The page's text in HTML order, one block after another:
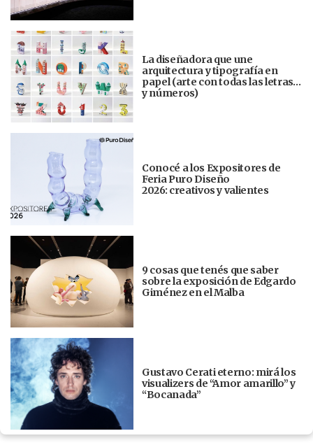
La diseñadora que une
arquitectura y tipografía en
papel (arte con todas las letras…
y números)
Conocé a los Expositores de
Feria Puro Diseño
2026: creativos y valientes
9 cosas que tenés que saber
sobre la exposición de Edgardo
Giménez en el Malba
Gustavo Cerati eterno: mirá los
visualizers de “Amor amarillo” y
“Bocanada”